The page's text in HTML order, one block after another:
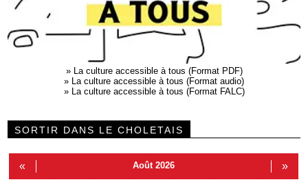
»
La culture accessible à tous (Format PDF)
»
La culture accessible à tous (Format audio)
»
La culture accessible à tous (Format FALC)
SORTIR DANS LE CHOLETAIS
« Août 2026 »